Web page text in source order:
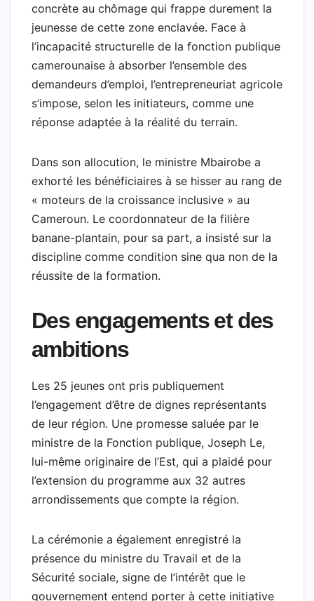
concrète au chômage qui frappe durement la
jeunesse de cette zone enclavée. Face à
l’incapacité structurelle de la fonction publique
camerounaise à absorber l’ensemble des
demandeurs d’emploi, l’entrepreneuriat agricole
s’impose, selon les initiateurs, comme une
réponse adaptée à la réalité du terrain.
Dans son allocution, le ministre Mbairobe a
exhorté les bénéficiaires à se hisser au rang de
« moteurs de la croissance inclusive » au
Cameroun. Le coordonnateur de la filière
banane-plantain, pour sa part, a insisté sur la
discipline comme condition sine qua non de la
réussite de la formation.
Des engagements et des
ambitions
Les 25 jeunes ont pris publiquement
l’engagement d’être de dignes représentants
de leur région. Une promesse saluée par le
ministre de la Fonction publique, Joseph Le,
lui-même originaire de l’Est, qui a plaidé pour
l’extension du programme aux 32 autres
arrondissements que compte la région.
La cérémonie a également enregistré la
présence du ministre du Travail et de la
Sécurité sociale, signe de l’intérêt que le
gouvernement entend porter à cette initiative